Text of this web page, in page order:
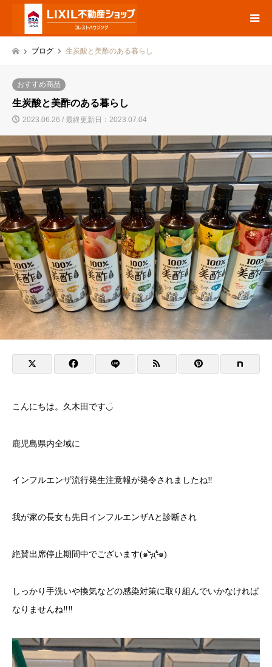
ブログ 生炭酸と美酢のある暮らし
おすすめ商品
生炭酸と美酢のある暮らし
2023.06.26 / 最終更新日：2023.07.04
こんにちは。久木田です◡̈
鹿児島県内全域に
インフルエンザ流行発生注意報が発令されましたね‼︎
我が家の長女も先日インフルエンザAと診断され
絶賛出席停止期間中でございます(๑⁼̴̀д⁼̴́๑)
しっかり手洗いや換気などの感染対策に取り組んでいかなければ
なりませんね‼︎‼︎